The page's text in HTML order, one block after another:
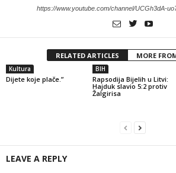
https://www.youtube.com/channel/UCGh3dA-
RELATED ARTICLES MORE
Kultura
Dijete koje plače.”
BIH
Rapsodija Bijelih u Litvi:
Hajduk slavio 5:2 protiv
Žalgirisa
LEAVE A REPLY